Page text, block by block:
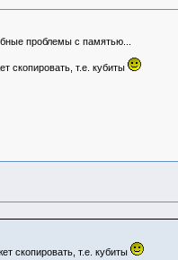
проблемы с памятью...
скопировать, т.е. кубиты
скопировать, т.е. кубиты